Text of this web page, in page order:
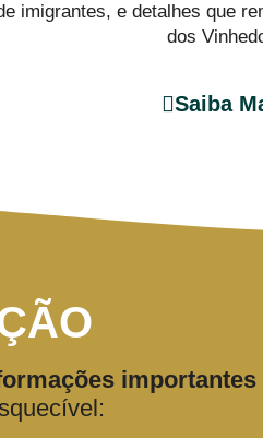
imigrantes, e detalhes que
dos
Saiba
importantes